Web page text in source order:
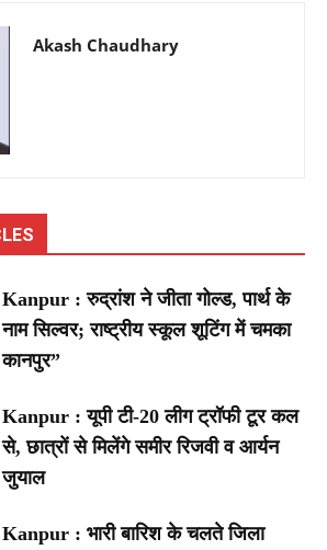
Akash Chaudhary
Kanpur : रुद्रांश ने जीता गोल्ड, पार्थ के
नाम सिल्वर; राष्ट्रीय स्कूल शूटिंग में चमका
कानपुर”
Kanpur : यूपी टी-20 लीग ट्रॉफी टूर कल
से, छात्रों से मिलेंगे समीर रिजवी व आर्यन
जुयाल
Kanpur : भारी बारिश के चलते जिला